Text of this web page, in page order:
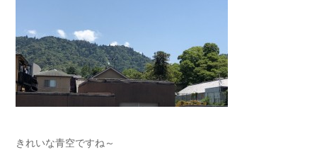
きれいな青空ですね～